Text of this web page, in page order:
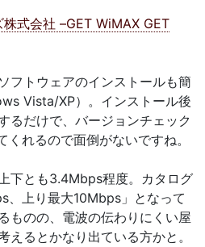
式会社 –GET WiMAX GET
フトウェアのインストールも簡
Vista/XP）。インストール後
るだけで、バージョンチェック
れるので面倒がないですね。
下とも3.4Mbps程度。カタログ
、上り最大10Mbps」となって
ものの、電波の伝わりにくい屋
えるとかなり出ている方かと。